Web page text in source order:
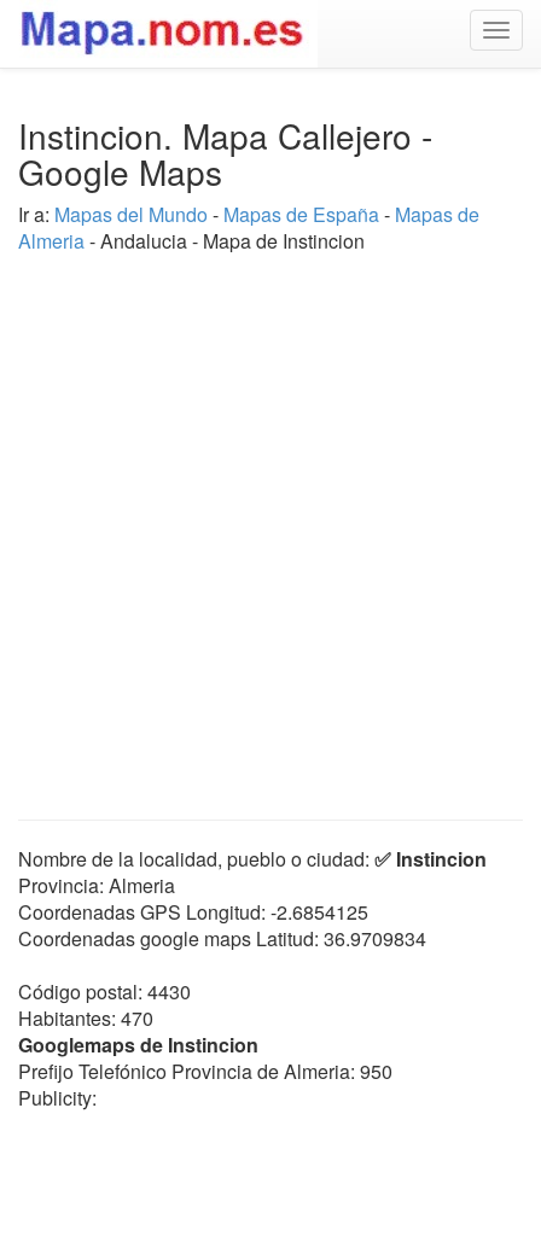
Instincion. Mapa Callejero -
Google Maps
Ir a: Mapas del Mundo - Mapas de España- Mapas de
Almeria- Andalucia - Mapa de Instincion
Nombre de la localidad, pueblo o ciudad: ✅ Instincion
Provincia: Almeria
Coordenadas GPS Longitud: -2.6854125
Coordenadas google maps Latitud: 36.9709834
Código postal: 4430
Habitantes: 470
Googlemaps de Instincion
Prefijo Telefónico Provincia de Almeria: 950
Publicity: